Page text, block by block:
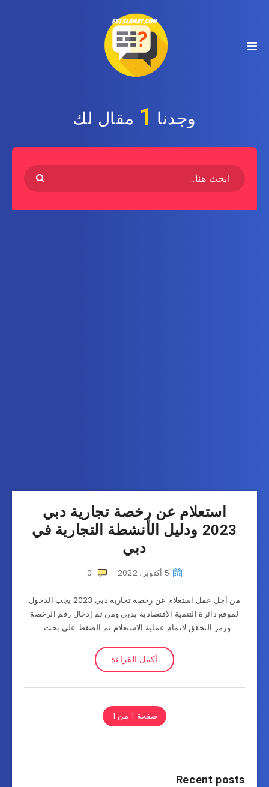
وجدنا 1 مقال لك
استعلام عن رخصة تجارية دبي
2023 ودليل الأنشطة التجارية في
دبي
5 أكتوبر، 2022 0
من أجل عمل استعلام عن رخصة تجارية دبي 2023 يجب الدخول
لموقع دائرة التنمية الاقتصادية بدبي ومن ثم إدخال رقم الرخصة
ورمز التحقق لاتمام عملية الاستعلام ثم الضغط على بحث…
أكمل القراءة
صفحة 1 من 1
Recent posts